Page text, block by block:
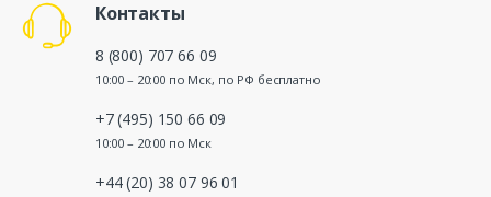
Контакты
8 (800) 707 66 09
10:00 – 20:00 по Мск, по РФ бесплатно
+7 (495) 150 66 09
10:00 – 20:00 по Мск
+44 (20) 38 07 96 01